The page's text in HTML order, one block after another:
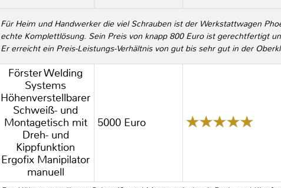
Für Heim und Handwerker die viel Schrauben ist der Werkstattwagen
echte Komplettlösung. Sein Preis von knapp 800 Euro ist gerechtfertigt
Er erreicht ein Preis-Leistungs-Verhältnis von gut bis sehr gut in der
Förster Welding
Systems
Höhenverstellbarer
Schweiß- und
Montagetisch mit
Dreh- und
Kippfunktion
Ergofix Manipilator
manuell
5000 Euro